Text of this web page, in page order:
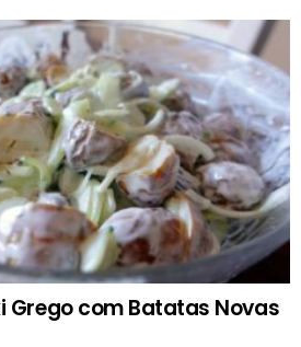
Grego com Batatas Novas